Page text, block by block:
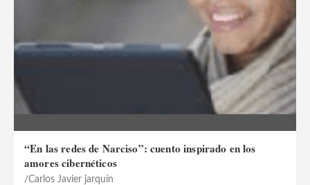
“En las redes de Narciso”: cuento inspirado en los
amores cibernéticos
Carlos Javier jarquín